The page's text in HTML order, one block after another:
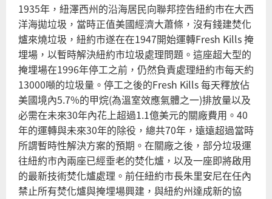
1935年，紐澤西州的沿海居民向聯邦控告紐約市在大西
洋海拋垃圾，當時正值美國經濟大蕭條，沒有錢建焚化
爐來燒垃圾，紐約市遂在在1947開始運轉Fresh Kills 掩
埋場，以暫時解決紐約市垃圾處理問題。這座超大型的
掩埋場在1996年停工之前，仍然負責處理紐約市每天約
13000噸的垃圾量。停工之後的Fresh Kills 每天釋放佔
美國境內5.7%的甲烷(為溫室效應氣體之一)排放量以及
必需在未來30年內花上超過1.1億美元的關廠費用。40
年的運轉與未來30年的除役，總共70年，遠遠超過當時
所謂暫時性解決方案的預期。在關廠之後，部分垃圾運
往紐約市內兩座已經垂老的焚化爐，以及一座即將啟用
的最新技術焚化爐處理。前任紐約市長朱里安尼在任內
禁止所有焚化爐與掩埋場興建，與紐約州達成新的協